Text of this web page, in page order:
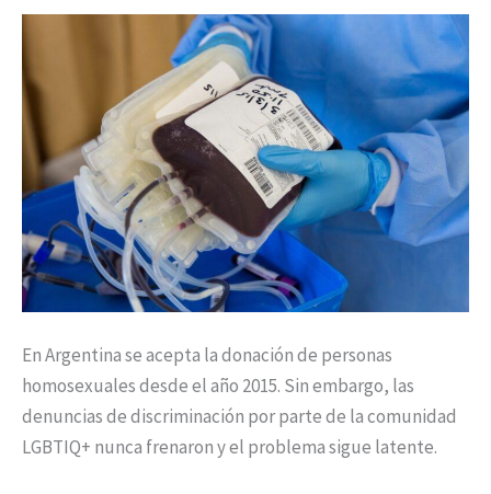
En Argentina se acepta la donación de personas
homosexuales desde el año 2015. Sin embargo, las
denuncias de discriminación por parte de la comunidad
LGBTIQ+ nunca frenaron y el problema sigue latente.
prejuicios